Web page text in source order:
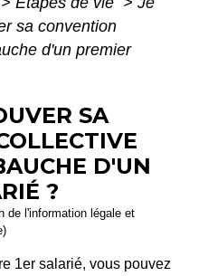
sa convention
d'un premier
SA
D'UN
?
de l'information légale et
1er salarié, vous pouvez